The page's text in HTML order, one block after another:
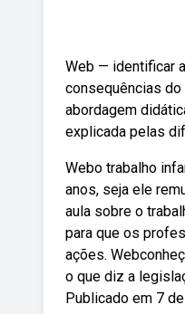
Web — identificar
consequências
abordagem
explicada pelas
Webo trabalho
anos, seja ele
aula sobre o
para que os
ações.
o que diz a
Publicado em 7